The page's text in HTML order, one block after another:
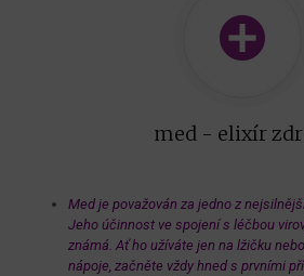
med - elixír
Med je považován za jedno z
Jeho účinnost ve spojení s léčbou
známá. Ať ho užíváte jen na lžičku
nápoje, začněte vždy hned s prvními